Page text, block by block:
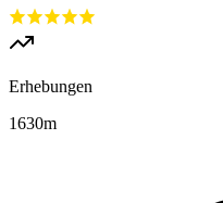
Erhebungen
1630m